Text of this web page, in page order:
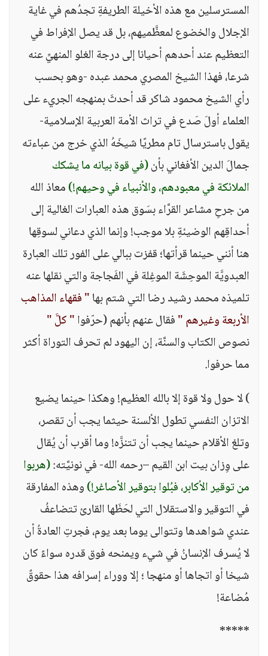
المسترسلين مع هذه الأخيلة الطريفةِ تجدُهم في غاية
الإجلال والخضوع لمعظَّميهم، بل قد يصل الإفراط في
التعظيم عند أحدهم أحيانا إلى درجة الغلو المنهيِّ عنه
شرعا، فهذا الشيخ المصري محمد عبده -وهو بحسب
رأي الشيخ محمود شاكر قد أحدثَ بمنهجه الجريء على
العلماء أولَ صَدع في تراث الأمة العربية الإسلامية-
يقول باسترسال تام مطريًا شيخَهُ الذي خرج من عباءته
جمالَ الدين الأفغاني بأن(في قوة بيانه ما يشكك
الملائكة في معبودهم، والأنبياء في وحيهم!)معاذ الله
من جرحِ مشاعر القرَّاء بسَوق هذه العبارات الغالية إلى
أحداقِهم الوضيئةِ بلا موجب! وإنما الذي دعاني لسوقِها
هنا أنني حينما قرأتها؛ قفزت ببالي على الفور تلك العبارة
العبدويَّة الموحِشَة الموغِلة في الفَجاجة والتي نقلها عنه
تلميذه محمد رشيد رضا التي شتم بها" فقهاء المذاهب
الأربعة وغيرهم "فقال عنهم بأنهم (حرّفوا" كلَّ "
نصوص الكتاب والسنَّة، إن اليهود لم تحرف التوراة أكثر
مما حرفوا.
) لا حول ولا قوة إلا بالله العظيم! وهكذا حينما يضيع
الاتزان النفسي تطول الألسنة حيثما يجب أن تقصر،
وتلغ الأقلام حينما يجب أن تتنزَّه! وما أقرب أن يُقال
على وِزان بيت ابن القيم –رحمه الله- في نونيَّته:(هربوا
من توقير الأكابر، فبُلوا بتوقير الأصاغر!)وهذه المفارقة
في التوقير والاستقلال التي لحَظَها القارئ تتضاعفُ
عندي شواهدها وتتوالى يوما بعد يوم، فجرتِ العادةُ أن
لا يُسرف الإنسانُ في شيء ويمنحه فوق قدره سواءً كان
شيخا أو اتجاها أو منهجا ؛ إلا ووراء إسرافه هذا حقوقٌ
مُضاعة!
*****